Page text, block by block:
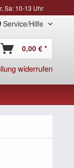
Sa: 10-13 Uhr
Service/Hilfe
0,00 € *
widerrufen